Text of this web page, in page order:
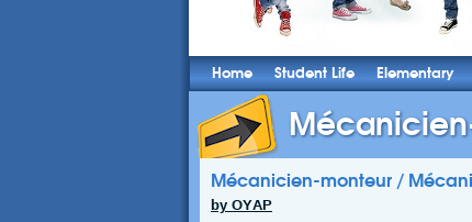
Home Student Life Elementary
Mécanicien-monteur /
by OYAP